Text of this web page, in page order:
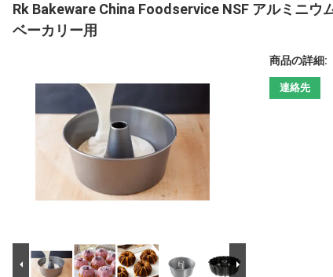
Rk Bakeware China Foodservice NSF アルミニウ
ベーカリー用
商品の詳細:
連絡先